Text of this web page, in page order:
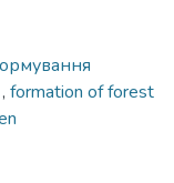
, formation of forest